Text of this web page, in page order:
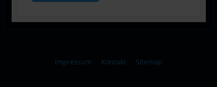
Impressum Kontakt Sitemap